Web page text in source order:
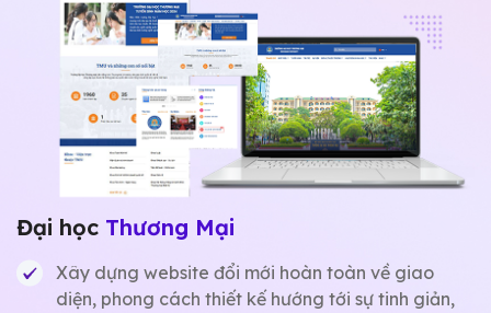
Đại học Thương Mại
Xây dựng website đổi mới hoàn toàn về giao
diện, phong cách thiết kế hướng tới sự tinh giản,